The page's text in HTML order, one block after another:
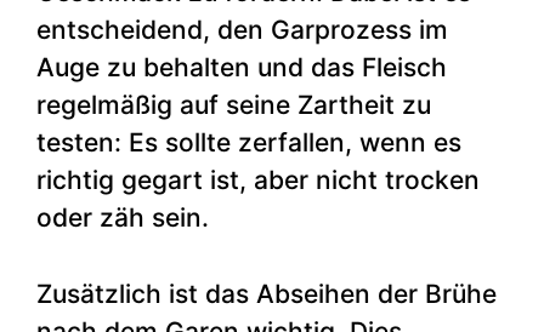
entscheidend, den Garprozess im
Auge zu behalten und das Fleisch
regelmäßig auf seine Zartheit zu
testen: Es sollte zerfallen, wenn es
richtig gegart ist, aber nicht trocken
oder zäh sein.
Zusätzlich ist das Abseihen der Brühe